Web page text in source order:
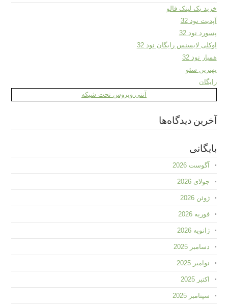
خرید بک لینک فالو
آپدیت نود 32
پسورد نود 32
اوکلی لایسنس رایگان نود 32
همیار نود 32
بهترین سئو
رایگان
آنتی ویروس تحت شبکه
آخرین دیدگاه‌ها
بایگانی
آگوست 2026
جولای 2026
ژوئن 2026
فوریه 2026
ژانویه 2026
دسامبر 2025
نوامبر 2025
اکتبر 2025
سپتامبر 2025